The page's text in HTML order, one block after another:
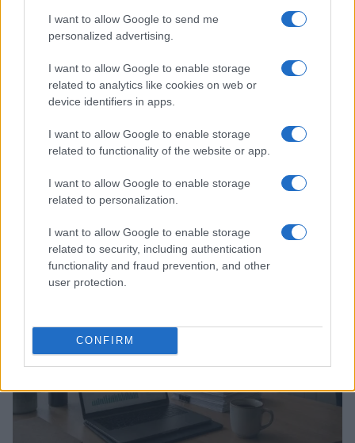
I want to allow Google to send me
personalized advertising.
I want to allow Google to enable storage
related to analytics like cookies on web or
device identifiers in apps.
I want to allow Google to enable storage
related to functionality of the website or app.
I want to allow Google to enable storage
related to personalization.
I want to allow Google to enable storage
related to security, including authentication
functionality and fraud prevention, and other
user protection.
CONFIRM
KPI critici e dashboard per la maturità digitale delle
Linda Pellegrini · 7 Ago 2026
FOCUS PMI